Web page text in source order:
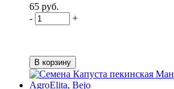
65 руб.
-
+